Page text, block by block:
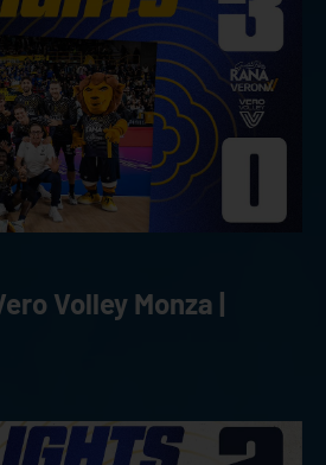
Volley Monza |